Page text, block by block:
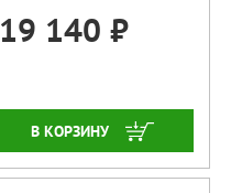
19 140 ₽
ЗАКАЗАТЬ